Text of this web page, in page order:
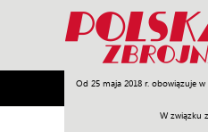
Od 25 maja 2018 r. obowiązuje
W związku
Armia Poligon